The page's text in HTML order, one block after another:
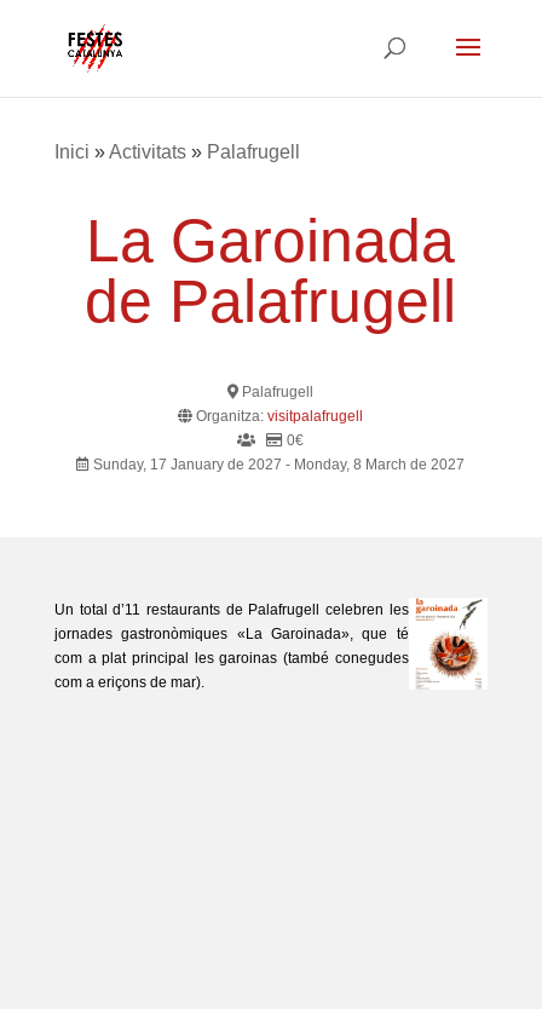
Inici »Activitats» Palafrugell
La Garoinada
de Palafrugell
Palafrugell
Organitza:visitpalafrugell
0€
Sunday, 17 January de 2027 - Monday, 8 March de 2027
Un total d’11 restaurants de Palafrugell celebren les
jornades gastronòmiques «La Garoinada», que té
com a plat principal les garoinas (també conegudes
com a eriçons de mar).